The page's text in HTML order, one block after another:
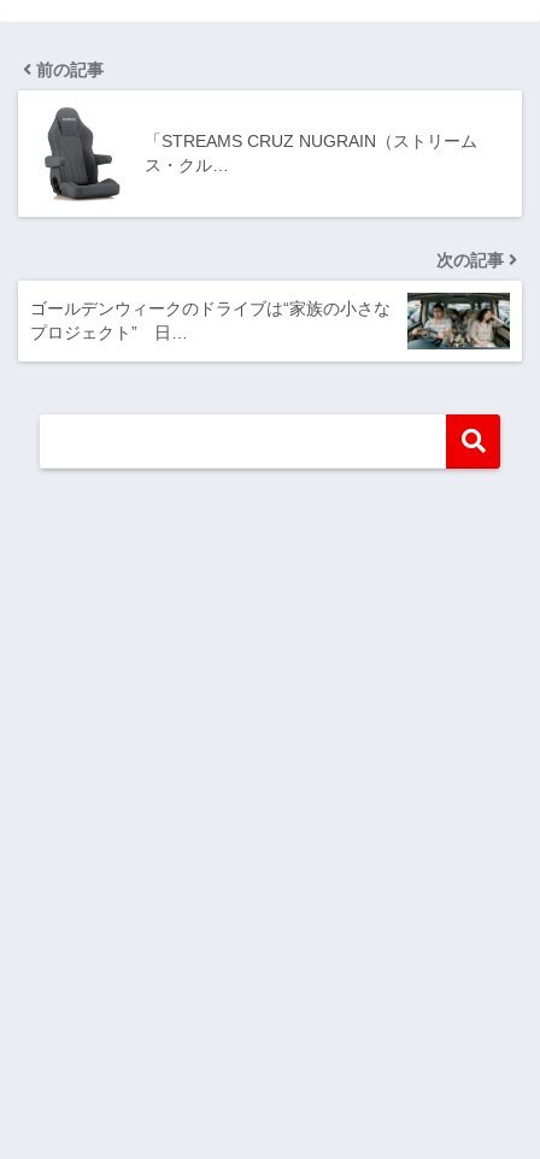
前の記事
「STREAMS CRUZ NUGRAIN（ストリーム
ス・クル…
次の記事
ゴールデンウィークのドライブは“家族の小さな
プロジェクト” 日…